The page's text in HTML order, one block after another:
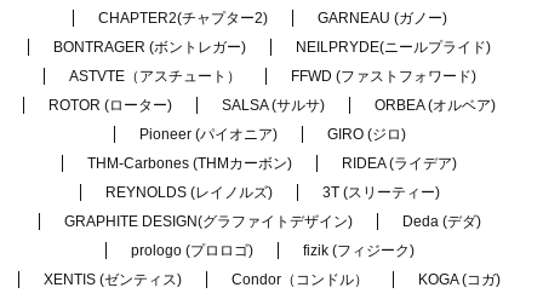
CHAPTER2(チャプター2)
GARNEAU (ガノー)
BONTRAGER (ボントレガー)
NEILPRYDE(ニールプライド)
ASTVTE（アスチュート）
FFWD (ファストフォワード)
ROTOR (ローター)
SALSA (サルサ)
ORBEA (オルベア)
Pioneer (パイオニア)
GIRO (ジロ)
THM-Carbones (THMカーボン)
RIDEA (ライデア)
REYNOLDS (レイノルズ)
3T (スリーティー)
GRAPHITE DESIGN(グラファイトデザイン)
Deda (デダ)
prologo (プロロゴ)
fizik (フィジーク)
XENTIS (ゼンティス)
Condor（コンドル）
KOGA (コガ)